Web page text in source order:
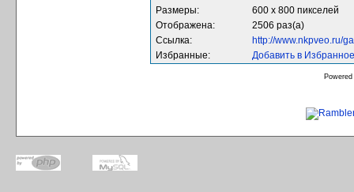
Размеры:
600 x 800 пикселей
Отображена:
2506 раз(а)
Ссылка:
http://www.nkpveo.ru/
Избранные:
Добавить в Избранное